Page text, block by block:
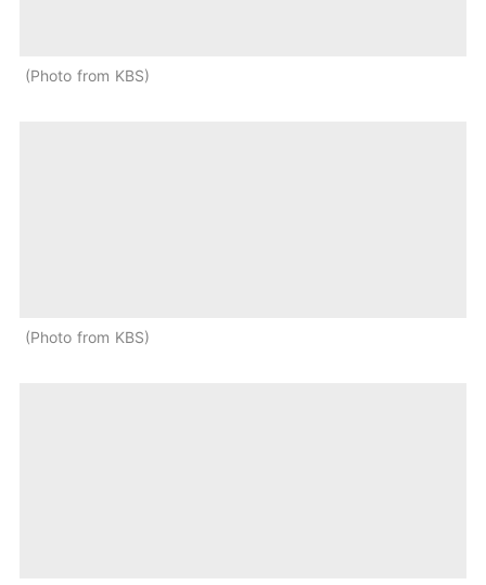
Photo from KBS
Photo from KBS